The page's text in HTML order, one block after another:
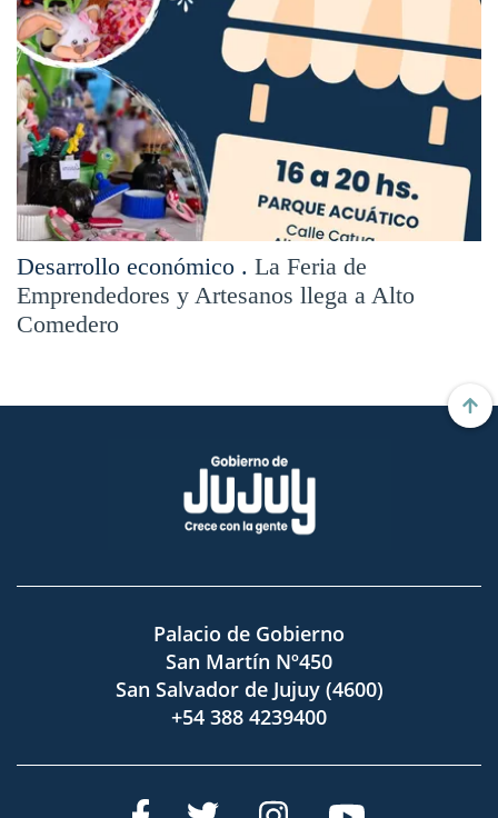
Desarrollo económico . La Feria de
Emprendedores y Artesanos llega a Alto
Comedero
Palacio de Gobierno
San Martín Nº450
San Salvador de Jujuy (4600)
+54 388 4239400